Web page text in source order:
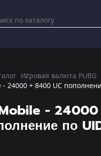
Игровая валюта PUBG
- 24000 + 8400 UC
-
по